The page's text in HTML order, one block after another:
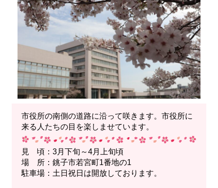
市役所の南側の道路に沿って咲きます。市役所に
来る人たちの目を楽しませています。
見 頃：3月下旬～4月上旬頃
場 所：銚子市若宮町1番地の1
駐車場：土日祝日は開放しております。